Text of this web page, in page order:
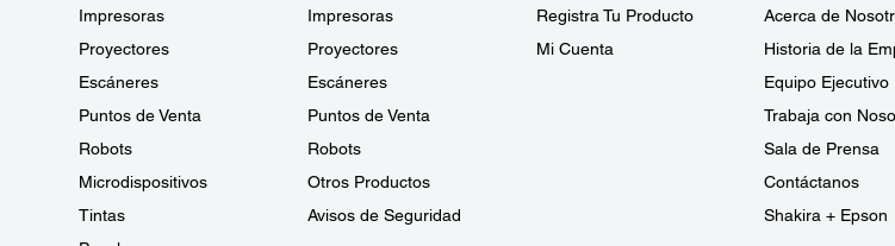
Impresoras
Proyectores
Escáneres
Puntos de Venta
Robots
Microdispositivos
Tintas
Impresoras
Proyectores
Escáneres
Puntos de Venta
Robots
Otros Productos
Avisos de Seguridad
Registra Tu Producto
Mi Cuenta
Acerca de
Historia de la
Equipo Ejecutivo
Trabaja con
Sala de Prensa
Contáctanos
Shakira + Epson